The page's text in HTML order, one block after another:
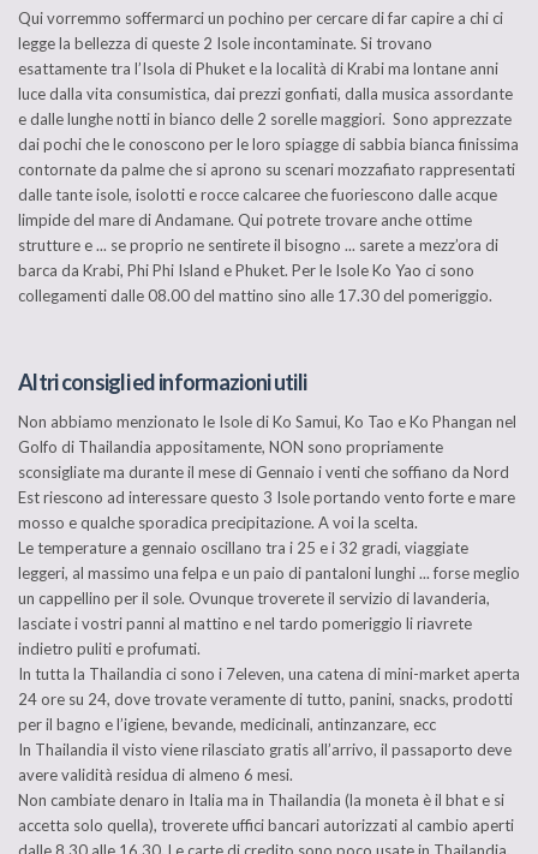
Qui vorremmo soffermarci un pochino per cercare di far capire a chi ci
legge la bellezza di queste 2 Isole incontaminate. Si trovano
esattamente tra l’Isola di Phuket e la località di Krabi ma lontane anni
luce dalla vita consumistica, dai prezzi gonfiati, dalla musica assordante
e dalle lunghe notti in bianco delle 2 sorelle maggiori. Sono apprezzate
dai pochi che le conoscono per le loro spiagge di sabbia bianca finissima
contornate da palme che si aprono su scenari mozzafiato rappresentati
dalle tante isole, isolotti e rocce calcaree che fuoriescono dalle acque
limpide del mare di Andamane. Qui potrete trovare anche ottime
strutture e ... se proprio ne sentirete il bisogno ... sarete a mezz’ora di
barca da Krabi, Phi Phi Island e Phuket. Per le Isole Ko Yao ci sono
collegamenti dalle 08.00 del mattino sino alle 17.30 del pomeriggio.
Altri consigli ed informazioni utili
Non abbiamo menzionato le Isole di Ko Samui, Ko Tao e Ko Phangan nel
Golfo di Thailandia appositamente, NON sono propriamente
sconsigliate ma durante il mese di Gennaio i venti che soffiano da Nord
Est riescono ad interessare questo 3 Isole portando vento forte e mare
mosso e qualche sporadica precipitazione. A voi la scelta.
Le temperature a gennaio oscillano tra i 25 e i 32 gradi, viaggiate
leggeri, al massimo una felpa e un paio di pantaloni lunghi ... forse meglio
un cappellino per il sole. Ovunque troverete il servizio di lavanderia,
lasciate i vostri panni al mattino e nel tardo pomeriggio li riavrete
indietro puliti e profumati.
In tutta la Thailandia ci sono i 7eleven, una catena di mini-market aperta
24 ore su 24, dove trovate veramente di tutto, panini, snacks, prodotti
per il bagno e l’igiene, bevande, medicinali, antinzanzare, ecc
In Thailandia il visto viene rilasciato gratis all’arrivo, il passaporto deve
avere validità residua di almeno 6 mesi.
Non cambiate denaro in Italia ma in Thailandia (la moneta è il bhat e si
accetta solo quella), troverete uffici bancari autorizzati al cambio aperti